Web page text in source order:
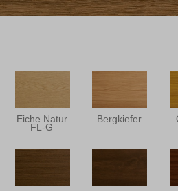
Eiche Natur
FL-G
Bergkiefer